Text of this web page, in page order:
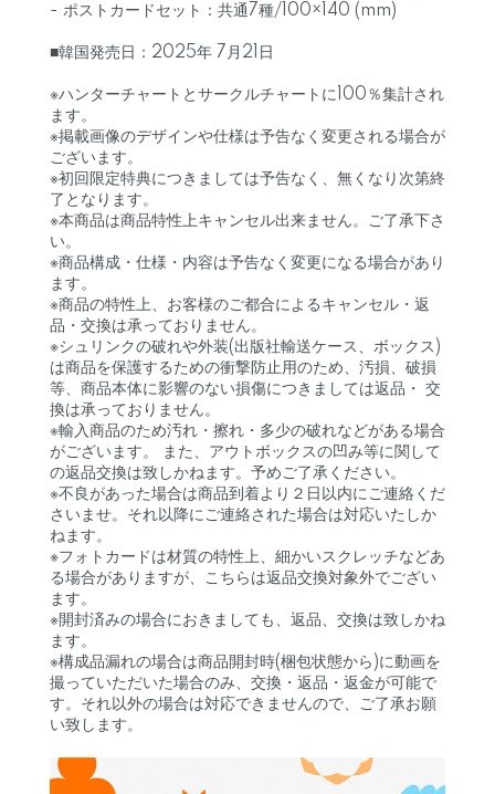
- ポストカードセット：共通7種/100×140 (mm)
■韓国発売日：2025年 7月21日
※ハンターチャートとサークルチャートに100％集計され
ます。
※掲載画像のデザインや仕様は予告なく変更される場合が
ございます。
※初回限定特典につきましては予告なく、無くなり次第終
了となります。
※本商品は商品特性上キャンセル出来ません。ご了承下さ
い。
※商品構成・仕様・内容は予告なく変更になる場合があり
ます。
※商品の特性上、お客様のご都合によるキャンセル・返
品・交換は承っておりません。
※シュリンクの破れや外装(出版社輸送ケース、ボックス)
は商品を保護するための衝撃防止用のため、汚損、破損
等、商品本体に影響のない損傷につきましては返品・ 交
換は承っておりません。
※輸入商品のため汚れ・擦れ・多少の破れなどがある場合
がございます。 また、アウトボックスの凹み等に関して
の返品交換は致しかねます。予めご了承ください。
※不良があった場合は商品到着より２日以内にご連絡くだ
さいませ。それ以降にご連絡された場合は対応いたしか
ねます。
※フォトカードは材質の特性上、細かいスクレッチなどあ
る場合がありますが、こちらは返品交換対象外でござい
ます。
※開封済みの場合におきましても、返品、交換は致しかね
ます。
※構成品漏れの場合は商品開封時(梱包状態から)に動画を
撮っていただいた場合のみ、交換・返品・返金が可能で
す。それ以外の場合は対応できませんので、ご了承お願
い致します。